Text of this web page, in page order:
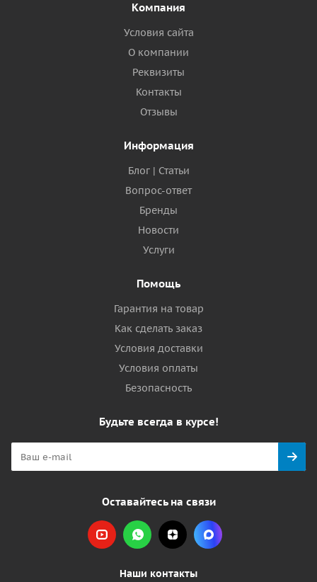
Компания
Условия сайта
О компании
Реквизиты
Контакты
Отзывы
Информация
Блог | Статьи
Вопрос-ответ
Бренды
Новости
Услуги
Помощь
Гарантия на товар
Как сделать заказ
Условия доставки
Условия оплаты
Безопасность
Будьте всегда в курсе!
Оставайтесь на связи
Наши контакты